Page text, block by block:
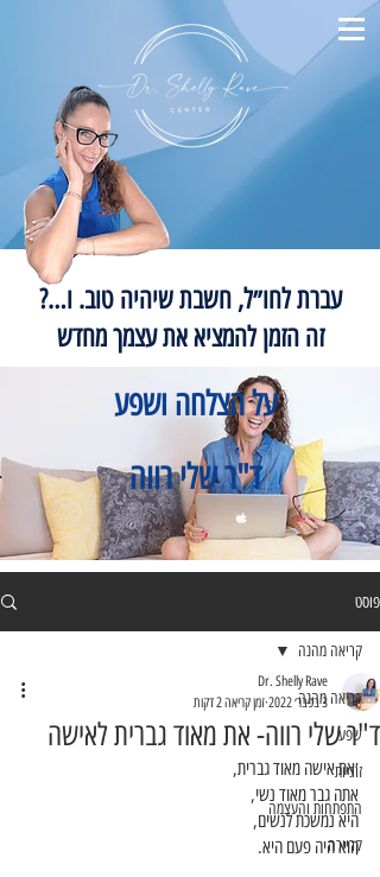
עברת לחו״ל, חשבת שיהיה טוב. ו…?
זה הזמן להמציא את עצמך מחדש
על הצלחה ושפע
ד"ר שלי רווה
פוסט
קריאה מהנה
שפע
זוגיות
התפתחות והעצמה
קריירה
קריאה מהנה
ד"ר שלי רווה- את מאוד גברית לאישה
Dr. Shelly Rave
3 בפבר׳ 2022
זמן קריאה 2 דקות
׳את אישה מאוד גברית,
אתה גבר מאוד נשי,
היא נמשכת לנשים,
הוא היה פעם היא.